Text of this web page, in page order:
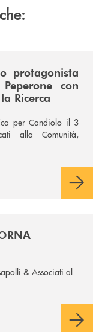
protagonista
con
Ricerca
per Candiolo il 3
alla Comunità,
& Associati al